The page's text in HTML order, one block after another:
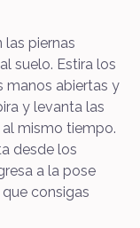
piernas
suelo. Estira los
manos abiertas y
y levanta las
mismo tiempo.
desde los
a la pose
consigas